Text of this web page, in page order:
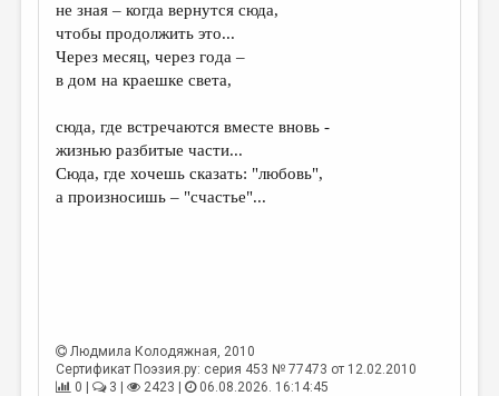
ОБЗОР ЛИТЕРАТУРЫ
СТРАНИЦЫ ПАМЯТИ
ОБЪЯВЛЕНИЯ
КОЛОНКА РЕДАКТОРА
РЕДКОЛЛЕГИЯ
КУЛЬТУРОВЕДЕНИЕ
не зная – когда вернутся сюда,
чтобы продолжить это...
Через месяц, через года –
в дом на краешке света,
сюда, где встречаются вместе вновь -
жизнью разбитые части...
Сюда, где хочешь сказать: "любовь",
а произносишь – "счастье"...
Людмила Колодяжная, 2010
Сертификат Поэзия.ру: серия 453 № 77473 от 12.02.2010
0 |
3 | 2423 |
06.08.2026. 16:14:45